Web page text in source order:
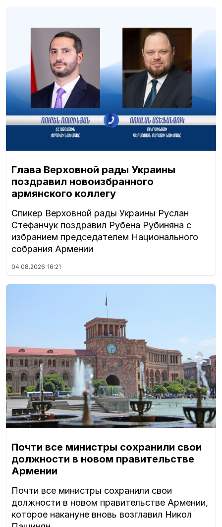
Глава Верховной рады Украины
поздравил новоизбранного
армянского коллегу
Спикер Верховной рады Украины Руслан
Стефанчук поздравил Рубена Рубиняна с
избранием председателем Национального
собрания Армении
04.08.2026 16:21
Почти все министры сохранили свои
должности в новом правительстве
Армении
Почти все министры сохранили свои
должности в новом правительстве Армении,
которое накануне вновь возглавил Никол